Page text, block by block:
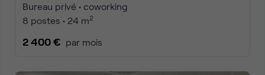
Bureau privé • coworking
8 postes • 24 m2
2 400 € par mois